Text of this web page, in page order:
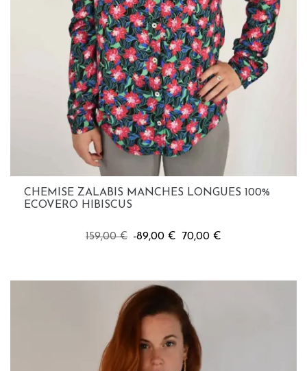
CHEMISE ZALABIS MANCHES LONGUES 100%
ECOVERO HIBISCUS
159,00 € -89,00 € 70,00 €